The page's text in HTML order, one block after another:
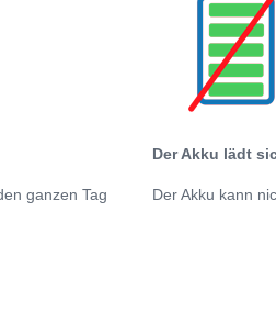
ganzen Tag
Der Akku lädt
Der Akku kann